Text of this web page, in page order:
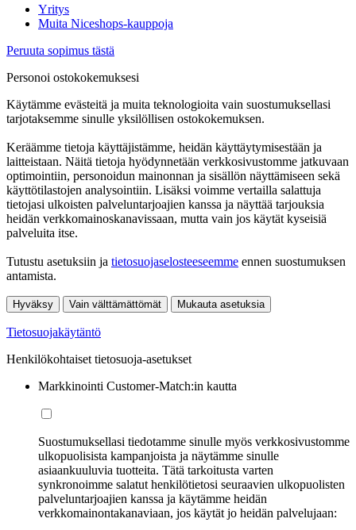
Yritys
Muita Niceshops-kauppoja
Peruuta sopimus tästä
Personoi ostokokemuksesi
Käytämme evästeitä ja muita teknologioita vain suostumuksellasi
tarjotaksemme sinulle yksilöllisen ostokokemuksen.
Keräämme tietoja käyttäjistämme, heidän käyttäytymisestään ja
laitteistaan. Näitä tietoja hyödynnetään verkkosivustomme jatkuvaan
optimointiin, personoidun mainonnan ja sisällön näyttämiseen sekä
käyttötilastojen analysointiin. Lisäksi voimme vertailla salattuja
tietojasi ulkoisten palveluntarjoajien kanssa ja näyttää tarjouksia
heidän verkkomainoskanavissaan, mutta vain jos käytät kyseisiä
palveluita itse.
Tutustu asetuksiin ja tietosuojaselosteeseemme ennen suostumuksen
antamista.
Hyväksy Vain välttämättömät Mukauta asetuksia
Tietosuojakäytäntö
Henkilökohtaiset tietosuoja-asetukset
Markkinointi Customer-Match:in kautta
Suostumuksellasi tiedotamme sinulle myös verkkosivustomme
ulkopuolisista kampanjoista ja näytämme sinulle
asiaankuuluvia tuotteita. Tätä tarkoitusta varten
synkronoimme salatut henkilötietosi seuraavien ulkopuolisten
palveluntarjoajien kanssa ja käytämme heidän
verkkomainontakanaviaan, jos käytät jo heidän palvelujaan: